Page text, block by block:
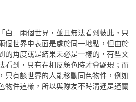
白」兩個世界，並且無法看到彼此，只
個世界中表面是處於同一地點，但由於
的角度或是結果未必是一樣的，有些文
看到，只有在相反顏色時才會顯現；而
只有該世界的人能移動同色物件，例如
物件這樣，所以與隊友不時溝通是通關